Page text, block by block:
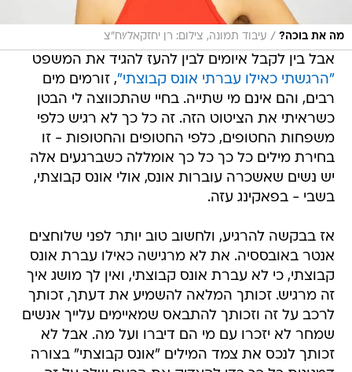
מה את בוכה? / עיבוד תמונה, צילום: רן יחזקאל/יח"צ
אבל בין לקבל איומים לבין להעז להגיד את המשפט
"הרגשתי כאילו עברתי אונס קבוצתי", זורמים מים
רבים, והם אינם מי שתייה. בחיי שהתכווצה לי הבטן
כשראיתי את הציטוט הזה. זה כל כך לא רגיש כלפי
משפחות החטופים, כלפי החטופים והחטופות - זו
בחירת מילים כל כך כל כך אומללה כשברגעים אלה
יש נשים שאשכרה עוברות אונס, אולי אונס קבוצתי,
בשבי - בפאקינג עזה.
אז בבקשה להרגיע, ולחשוב טוב יותר לפני שלוחצים
אנטר באובססיה. את לא מרגישה כאילו עברת אונס
קבוצתי, כי לא עברת אונס קבוצתי, ואין לך מושג איך
זה מרגיש. זכותך המלאה להשמיע את דעתך, זכותך
לרכב על זה וזכותך להתבאס שמאיימים עלייך אנשים
שמחר לא יזכרו עם מי הם דיברו ועל מה. אבל לא
זכותך לנכס את צמד המילים "אונס קבוצתי" בצורה